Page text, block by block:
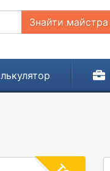
Знайти майстра